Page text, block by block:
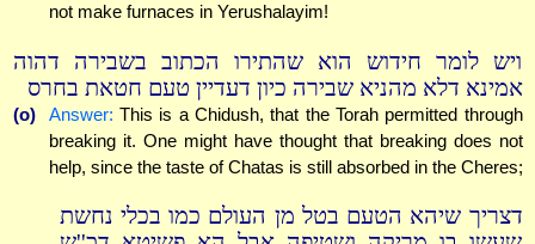
not make furnaces in Yerushalayim!
ויש לומר חידוש הוא שהתירו הכתוב בשבירה דהוה
אמינא דלא מהניא שבירה כיון דעדיין טעם חטאת בחרס
(o) Answer: This is a Chidush, that the Torah permitted through
breaking it. One might have thought that breaking does not
help, since the taste of Chatas is still absorbed in the Cheres;
דצריך שיהא הטעם בטל מן העולם כמו בכלי נחשת